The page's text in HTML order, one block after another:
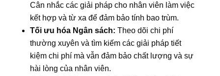
Cân nhắc các giải pháp cho nhân viên làm việc
kết hợp và từ xa để đảm bảo tính bao trùm.
Tối ưu hóa Ngân sách: Theo dõi chi phí
thường xuyên và tìm kiếm các giải pháp tiết
kiệm chi phí mà vẫn đảm bảo chất lượng và sự
hài lòng của nhân viên.